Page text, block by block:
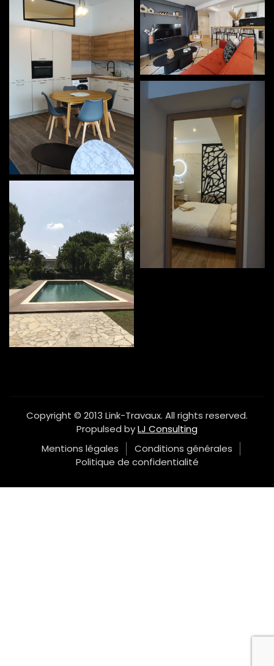
Copyright © 2013 Link-Travaux. All rights reserved.
Propulsed byLJ Consulting
Mentions légales
Conditions générales
Politique de confidentialité